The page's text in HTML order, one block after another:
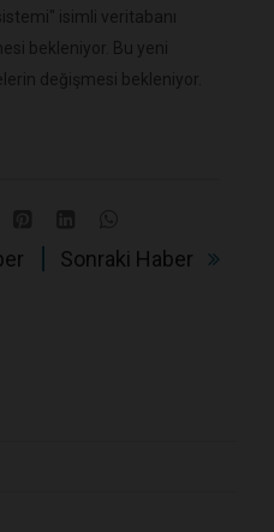
isimli veritabanı
bekleniyor. Bu yeni
değişmesi bekleniyor.
Sonraki Haber